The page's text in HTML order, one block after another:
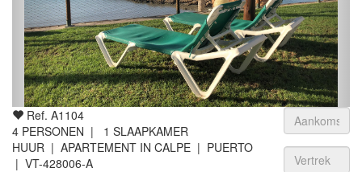
Ref. A1104
4 PERSONEN | 1 SLAAPKAMER
HUUR | APARTEMENT IN CALPE | PUERTO
| VT-428006-A